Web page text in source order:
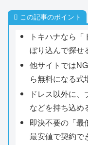
この記事のポイント
トキハナなら
ぼり込んで探せ
他サイトでは
ら無料になる式
ドレス以外に
などを持ち込め
即決不要の「最
最安値で契約で